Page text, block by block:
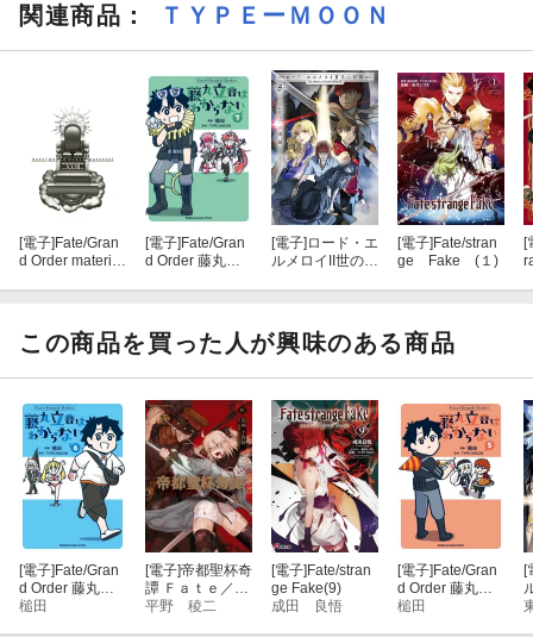
関連商品 ： ＴＹＰＥーＭＯＯＮ
[電子]Fate/Gran
d Order material
[電子]Fate/Gran
d Order 藤丸立
[電子]ロード・エ
ルメロイII世の冒
[電子]Fate/stran
ge Fake (１)
[
この商品を買った人が興味のある商品
[電子]Fate/Gran
d Order 藤丸立
香はわからない
槌田
[電子]帝都聖杯奇
譚 Ｆａｔｅ／ｔ
ｙｐｅ Ｒｅｄｌ
平野 稜二
[電子]Fate/stran
ge Fake(9)
成田 良悟
[電子]Fate/Gran
d Order 藤丸立
香はわからない
槌田
[